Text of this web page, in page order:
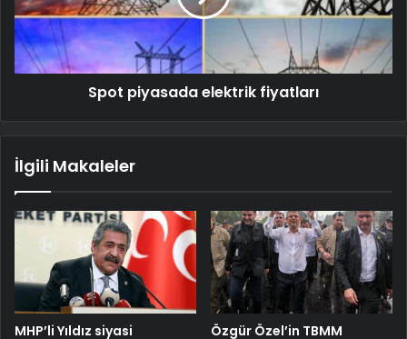
Spot piyasada elektrik fiyatları
İlgili Makaleler
MHP’li Yıldız siyasi
Özgür Özel’in TBMM